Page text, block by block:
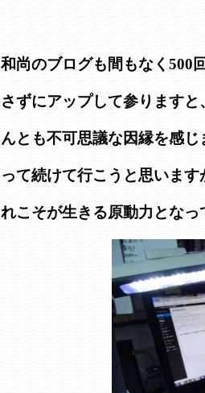
和尚のブログも間もなく500
さずにアップして参ります
んとも不可思議な因縁を感
って続けて行こうと思いま
れこそが生きる原動力となっ